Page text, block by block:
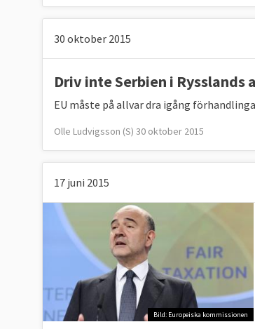
30 oktober 2015
Driv inte Serbien i Rysslands
EU måste på allvar dra igång
Olle Ludvigsson (S) 30 oktober 2015
17 juni 2015
Bild: Europeiska kommissionen